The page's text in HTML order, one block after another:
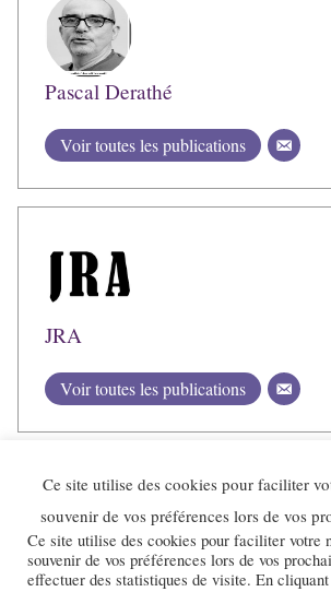
Pascal Derathé
Voir toutes les publications
JRA
Voir toutes les publications
Ce site utilise des cookies pour faciliter
souvenir de vos préférences lors de vos
Ce site utilise des cookies pour faciliter votre
souvenir de vos préférences lors de vos
effectuer des statistiques de visite. En